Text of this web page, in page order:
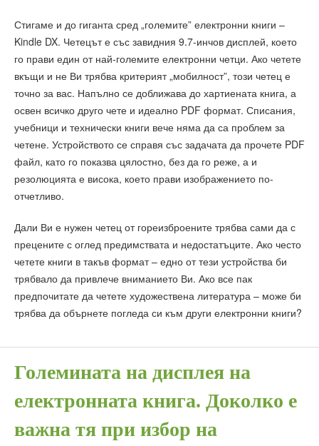
Стигаме и до гиганта сред „големите” електронни книги –
Kindle DX. Четецът е със завидния 9.7-инчов дисплей, което
го прави един от най-големите електронни четци. Ако четете
вкъщи и не Ви трябва критерият „мобилност”, този четец е
точно за вас. Напълно се доближава до хартиената книга, а
освен всичко друго чете и идеално PDF формат. Списания,
учебници и технически книги вече няма да са проблем за
четене. Устройството се справя със задачата да прочете PDF
файл, като го показва цялостно, без да го реже, а и
резолюцията е висока, което прави изображението по-
отчетливо.
Дали Ви е нужен четец от гореизброените трябва сами да с
прецените с оглед предимствата и недостатъците. Ако често
четете книги в такъв формат – едно от тези устройства би
трябвало да привлече вниманието Ви. Ако все пак
предпочитате да четете художествена литература – може би
трябва да обърнете погледа си към други електронни книги?
Големината на дисплея на
електронната книга. Доколко е
важна тя при избор на